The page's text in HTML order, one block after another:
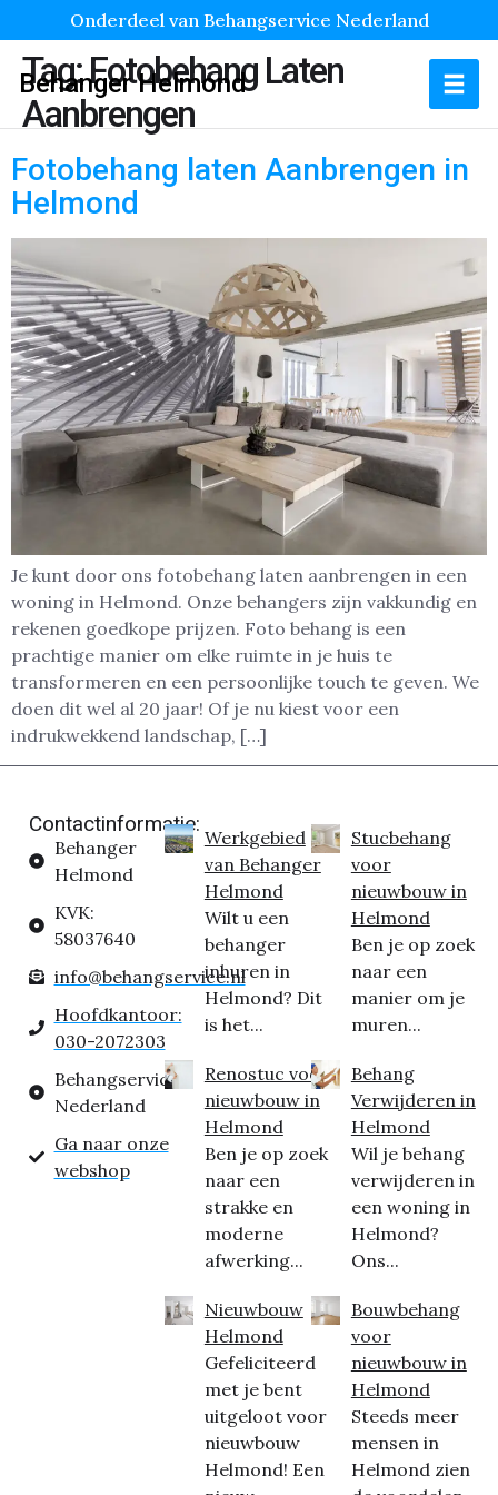
Onderdeel van Behangservice Nederland
Behanger Helmond
Tag:Fotobehang Laten
Aanbrengen
Fotobehang laten Aanbrengen in
Helmond
Je kunt door ons fotobehang laten aanbrengen in een
woning in Helmond. Onze behangers zijn vakkundig en
rekenen goedkope prijzen. Foto behang is een
prachtige manier om elke ruimte in je huis te
transformeren en een persoonlijke touch te geven. We
doen dit wel al 20 jaar! Of je nu kiest voor een
indrukwekkend landschap, […]
Contactinformatie:
Behanger
Helmond
KVK:
58037640
info@behangservice.nl
Hoofdkantoor:
030-2072303
Behangservice
Nederland
Ga naar onze
webshop
Werkgebied
van Behanger
Helmond
Wilt u een
behanger
inhuren in
Helmond? Dit
is het...
Renostuc voor
nieuwbouw in
Helmond
Ben je op zoek
naar een
strakke en
moderne
afwerking...
Nieuwbouw
Helmond
Gefeliciteerd
met je bent
uitgeloot voor
nieuwbouw
Helmond! Een
Stucbehang
voor
nieuwbouw in
Helmond
Ben je op zoek
naar een
manier om je
muren...
Behang
Verwijderen in
Helmond
Wil je behang
verwijderen in
een woning in
Helmond?
Ons...
Bouwbehang
voor
nieuwbouw in
Helmond
Steeds meer
mensen in
Helmond zien